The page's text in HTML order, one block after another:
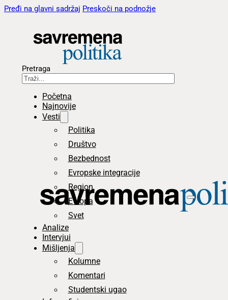
Pređi na glavni sadržaj Preskoči na podnožje
Pretraga
Početna
Najnovije
Vesti
Politika
Društvo
Bezbednost
Evropske integracije
Region
Evropa
Svet
Analize
Intervjui
Mišljenja
Kolumne
Komentari
Studentski ugao